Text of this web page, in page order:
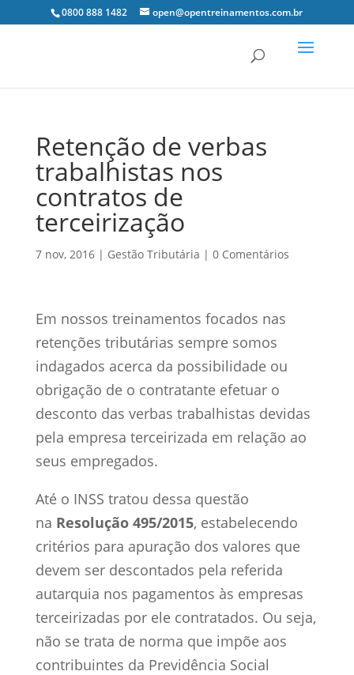
0800 888 1482 open@opentreinamentos.com.br
Retenção de verbas
trabalhistas nos
contratos de
terceirização
7 nov, 2016| Gestão Tributária | 0 Comentários
Em nossos treinamentos focados nas
retenções tributárias sempre somos
indagados acerca da possibilidade ou
obrigação de o contratante efetuar o
desconto das verbas trabalhistas devidas
pela empresa terceirizada em relação ao
seus empregados.
Até o INSS tratou dessa questão
na Resolução 495/2015, estabelecendo
critérios para apuração dos valores que
devem ser descontados pela referida
autarquia nos pagamentos às empresas
terceirizadas por ele contratados. Ou seja,
não se trata de norma que impõe aos
contribuintes da Previdência Social